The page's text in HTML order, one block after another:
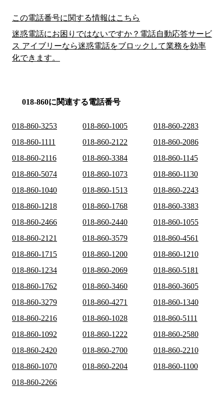
この電話番号に関する情報はこちら
迷惑電話にお困りではないですか？電話自動応答サービ
ス アイブリーなら迷惑電話をブロックして業務を効率
化できます。
018-860に関連する電話番号
018-860-3253 018-860-1005
018-860-2283
018-860-1111
018-860-2122
018-860-2086
018-860-2116
018-860-3384
018-860-1145
018-860-5074
018-860-1073
018-860-1130
018-860-1040
018-860-1513
018-860-2243
018-860-1218
018-860-1768
018-860-3383
018-860-2466
018-860-2440
018-860-1055
018-860-2121
018-860-3579
018-860-4561
018-860-1715
018-860-1200
018-860-1210
018-860-1234
018-860-2069
018-860-5181
018-860-1762
018-860-3460
018-860-3605
018-860-3279
018-860-4271
018-860-1340
018-860-2216
018-860-1028
018-860-5111
018-860-1092
018-860-1222
018-860-2580
018-860-2420
018-860-2700
018-860-2210
018-860-1070
018-860-2204
018-860-1100
018-860-2266